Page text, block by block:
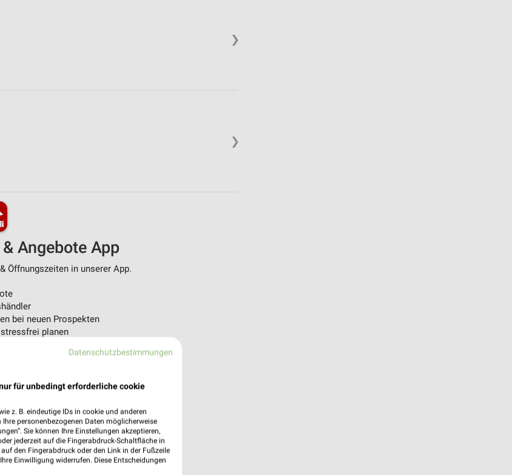
❯
❯
Angebote App
Öffnungszeiten in unserer App.
bei neuen Prospekten
planen
laden oder QR-Code scannen.
Datenschutzbestimmungen
für unbedingt erforderliche cookie
z. B. eindeutige IDs in cookie und anderen
personenbezogenen Daten möglicherweise
Sie können Ihre Einstellungen akzeptieren,
jederzeit auf die Fingerabdruck-Schaltfläche in
den Fingerabdruck oder den Link in der Fußzeile
Einwilligung widerrufen. Diese Entscheidungen